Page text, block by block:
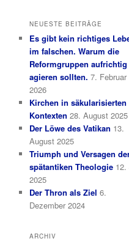
NEUESTE BEITRÄGE
Es gibt kein richtiges
im falschen. Warum die
Reformgruppen aufrichtig
agieren sollten. 7. Februar
2026
Kirchen in säkularisierten
Kontexten 28. August 2025
Der Löwe des Vatikan 13.
August 2025
Triumph und Versagen
spätantiken Theologie 12.
2025
Der Thron als Ziel 6.
Dezember 2024
ARCHIV